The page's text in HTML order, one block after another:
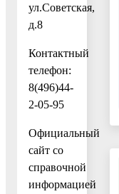
ул.Советская,
д.8
Контактный
телефон:
8(496)44-
2-05-95
Официальный
сайт cо
справочной
информацией